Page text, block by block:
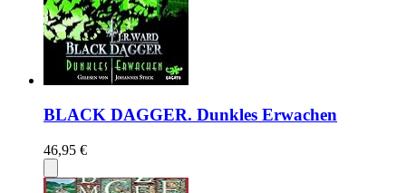
BLACK DAGGER. Dunkles Erwachen
46,95 €